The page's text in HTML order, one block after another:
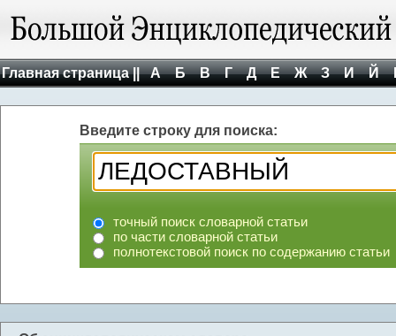
Главная страница || А Б В Г Д Е Ж З И Й
Введите строку для поиска:
точный поиск словарной статьи
по части словарной статьи
полнотекстовой поиск по содержанию статьи